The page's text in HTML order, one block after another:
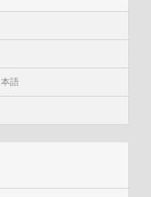
本語